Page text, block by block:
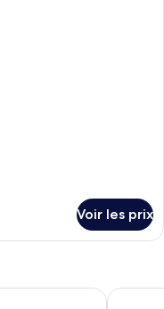
Voir les prix
Hotel